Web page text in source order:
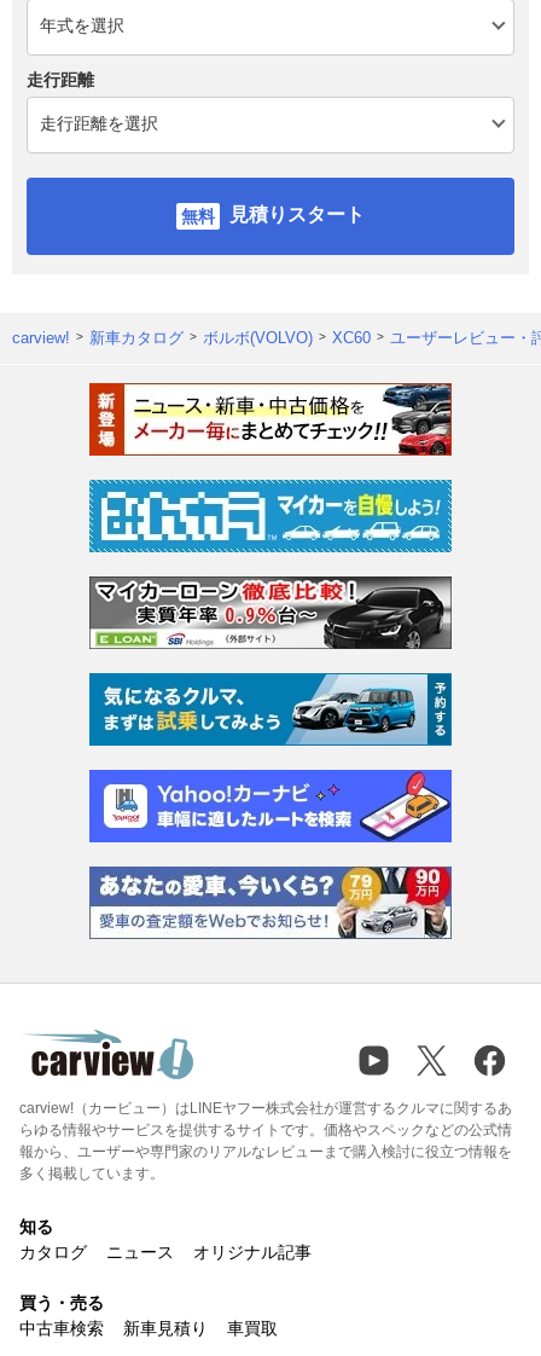
走行距離
見積りスタート
carview! 新車カタログ ボルボ(VOLVO) XC60 ユーザーレビュー・
carview!（カービュー）はLINEヤフー株式会社が運営するクルマに関するあ
らゆる情報やサービスを提供するサイトです。価格やスペックなどの公式情
報から、ユーザーや専門家のリアルなレビューまで購入検討に役立つ情報を
多く掲載しています。
知る
カタログ
ニュース オリジナル記事
買う・売る
中古車検索
新車見積り 車買取